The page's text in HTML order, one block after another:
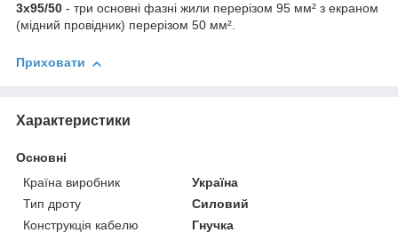
3х95/50 - три основні фазні жили перерізом 95 мм² з екраном
(мідний провідник) перерізом 50 мм².
Приховати
Характеристики
Основні
Країна виробник
Україна
Тип дроту
Силовий
Конструкція кабелю
Гнучка